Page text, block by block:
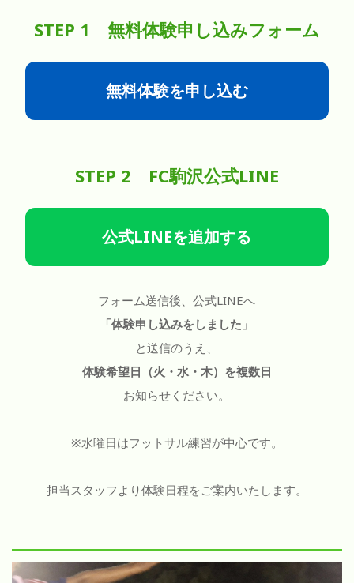
STEP 1 無料体験申し込みフォーム
無料体験を申し込む
STEP 2 FC駒沢公式LINE
公式LINEを追加する
フォーム送信後、公式LINEへ
「体験申し込みをしました」
と送信のうえ、
体験希望日（火・水・木）を複数日
お知らせください。
※水曜日はフットサル練習が中心です。
担当スタッフより体験日程をご案内いたします。